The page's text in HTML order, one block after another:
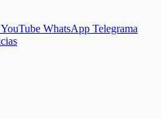
YouTube WhatsApp Telegrama